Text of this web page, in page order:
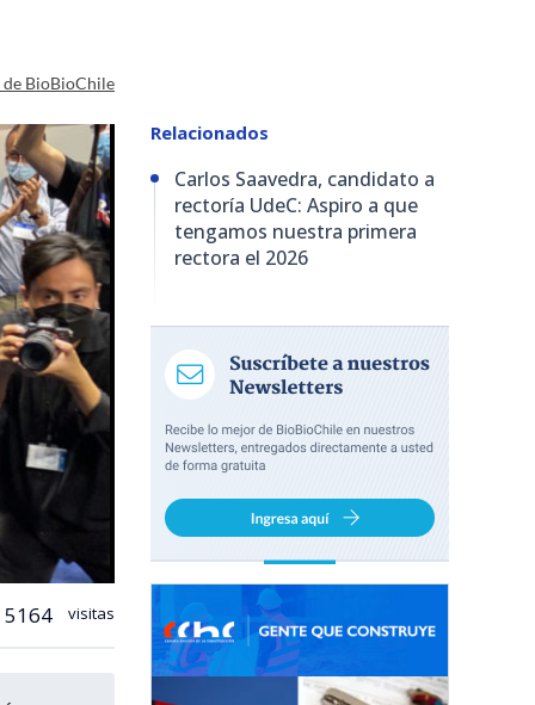
BioBioChile
5164 visitas
Relacionados
Carlos Saavedra, candidato a
rectoría UdeC: Aspiro a que
tengamos nuestra primera
rectora el 2026